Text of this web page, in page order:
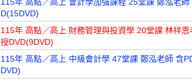
D(15DVD)
115年 高點／高上 財務管理與投資學 20堂課 林祥
授DVD(9DVD)
115年 高點／高上 中級會計學 47堂課 鄭泓老師 含
DVD)